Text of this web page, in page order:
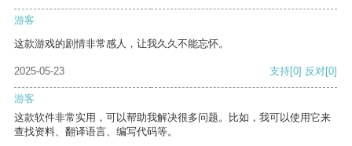
游客
这款游戏的剧情非常感人，让我久久不能忘怀。
2025-05-23 支持[0] 反对[0]
游客
这款软件非常实用，可以帮助我解决很多问题。比如，我可以使用它来
查找资料、翻译语言、编写代码等。